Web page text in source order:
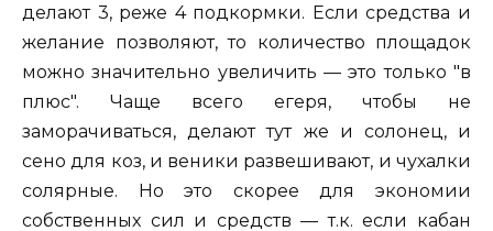
делают 3, реже 4 подкормки. Если средства и
желание позволяют, то количество площадок
можно значительно увеличить — это только "в
плюс". Чаще всего егеря, чтобы не
заморачиваться, делают тут же и солонец, и
сено для коз, и веники развешивают, и чухалки
солярные. Но это скорее для экономии
собственных сил и средств — т.к. если кабан